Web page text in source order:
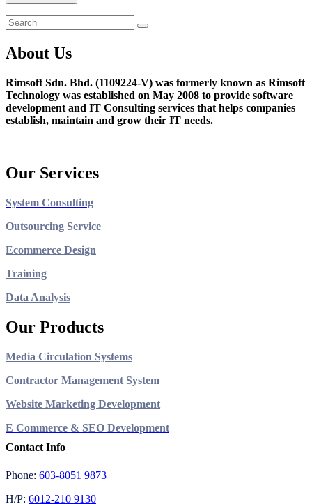
About Us
Rimsoft Sdn. Bhd. (1109224-V) was formerly known as Rimsoft
Technology was established on May 2008 to provide software
development and IT Consulting services that helps companies
establish, maintain and grow their IT needs.
Our Services
System Consulting
Outsourcing Service
Ecommerce Design
Training
Data Analysis
Our Products
Media Circulation Systems
Contractor Management System
Website Marketing Development
E Commerce & SEO Development
Contact Info
Phone: 603-8051 9873
H/P: 6012-210 9130